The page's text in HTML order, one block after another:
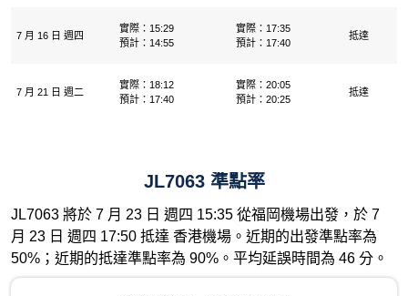
7 月 16 日 週四
實際：15:29
預計：14:55
實際：17:35
預計：17:40
抵達
7 月 21 日 週二
實際：18:12
預計：17:40
實際：20:05
預計：20:25
抵達
JL7063 準點率
JL7063 將於 7 月 23 日 週四 15:35 從福岡機場出發，於 7
月 23 日 週四 17:50 抵達 香港機場。近期的出發準點率為
50%；近期的抵達準點率為 90%。平均延誤時間為 46 分。